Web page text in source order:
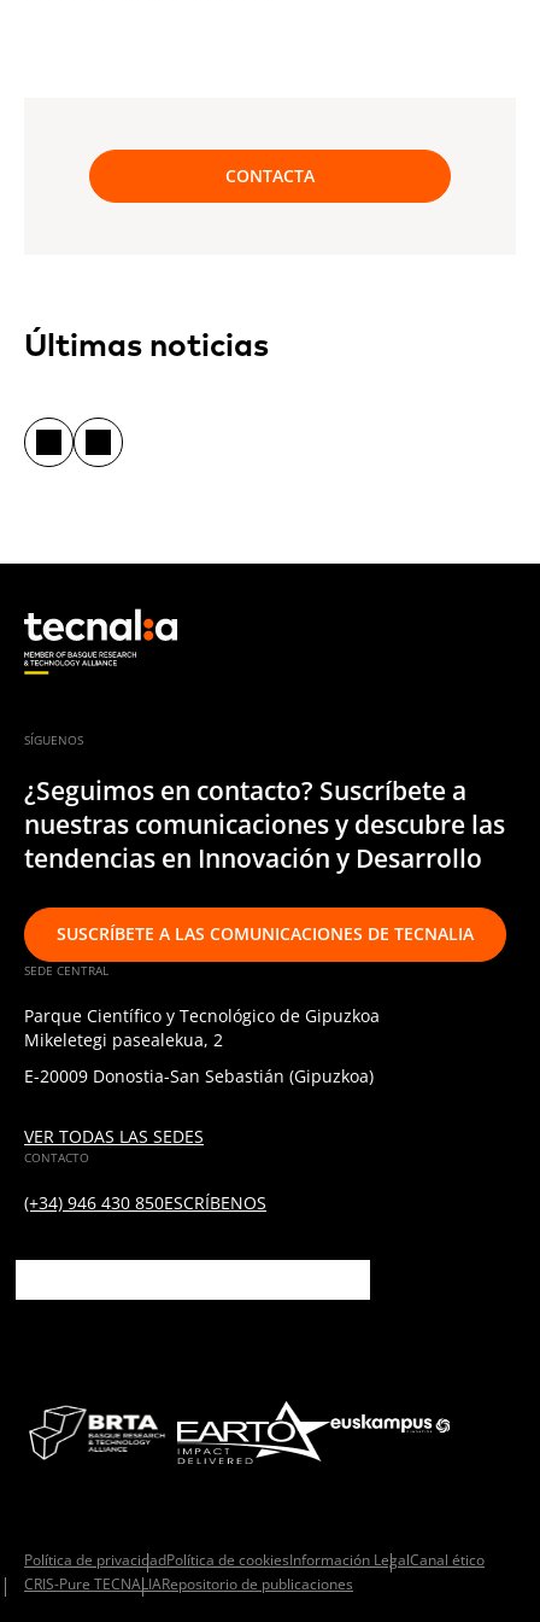
CONTACTA
Últimas noticias
SÍGUENOS
¿Seguimos en contacto? Suscríbete a
nuestras comunicaciones y descubre las
tendencias en Innovación y Desarrollo
SUSCRÍBETE A LAS COMUNICACIONES DE TECNALIA
SEDE CENTRAL
Parque Científico y Tecnológico de Gipuzkoa
Mikeletegi pasealekua, 2
E-20009 Donostia-San Sebastián (Gipuzkoa)
VER TODAS LAS SEDES
CONTACTO
(+34) 946 430 850ESCRÍBENOS
Política de privacidadPolítica de cookiesInformación LegalCanal ético
CRIS-Pure TECNALIARepositorio de publicaciones